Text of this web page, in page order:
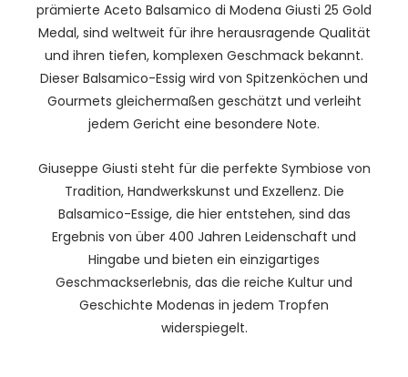
prämierte Aceto Balsamico di Modena Giusti 25 Gold
Medal, sind weltweit für ihre herausragende Qualität
und ihren tiefen, komplexen Geschmack bekannt.
Dieser Balsamico-Essig wird von Spitzenköchen und
Gourmets gleichermaßen geschätzt und verleiht
jedem Gericht eine besondere Note.
Giuseppe Giusti steht für die perfekte Symbiose von
Tradition, Handwerkskunst und Exzellenz. Die
Balsamico-Essige, die hier entstehen, sind das
Ergebnis von über 400 Jahren Leidenschaft und
Hingabe und bieten ein einzigartiges
Geschmackserlebnis, das die reiche Kultur und
Geschichte Modenas in jedem Tropfen
widerspiegelt.